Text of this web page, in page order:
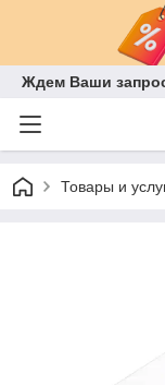
Ждем Ваши
Товары и